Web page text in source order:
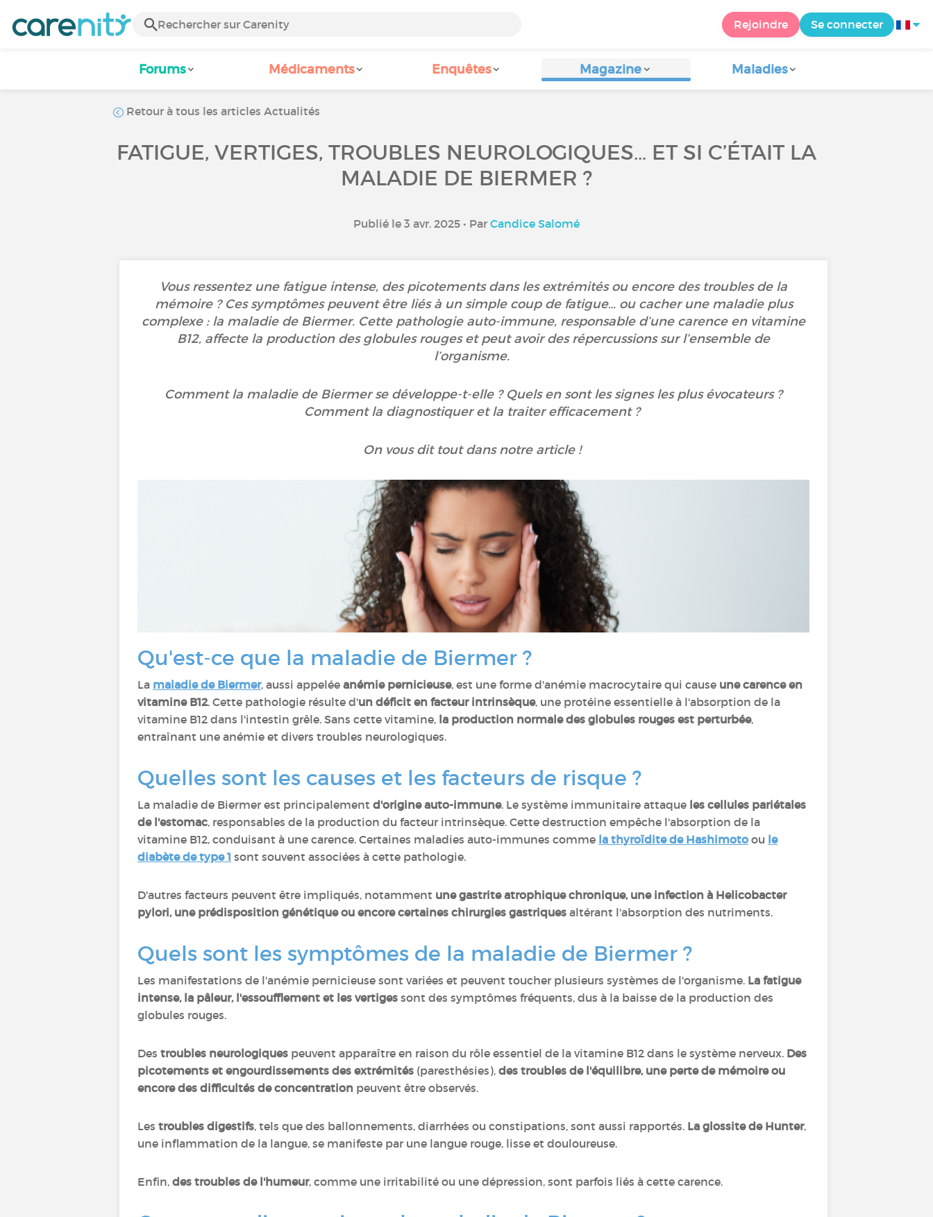
Rejoindre Se connecter
Forums Médicaments Enquêtes Magazine Maladies
Retour à tous les articles Actualités
FATIGUE, VERTIGES, TROUBLES NEUROLOGIQUES… ET SI C’ÉTAIT LA
MALADIE DE BIERMER ?
Publié le 3 avr. 2025 • Par Candice Salomé
Vous ressentez une fatigue intense, des picotements dans les extrémités ou encore des troubles de la
mémoire ? Ces symptômes peuvent être liés à un simple coup de fatigue… ou cacher une maladie plus
complexe : la maladie de Biermer. Cette pathologie auto-immune, responsable d’une carence en vitamine
B12, affecte la production des globules rouges et peut avoir des répercussions sur l’ensemble de
l’organisme.
Comment la maladie de Biermer se développe-t-elle ? Quels en sont les signes les plus évocateurs ?
Comment la diagnostiquer et la traiter efficacement ?
On vous dit tout dans notre article !
Qu'est-ce que la maladie de Biermer ?
La maladie de Biermer, aussi appelée anémie pernicieuse, est une forme d'anémie macrocytaire qui cause une carence en
vitamine B12. Cette pathologie résulte d'un déficit en facteur intrinsèque, une protéine essentielle à l'absorption de la
vitamine B12 dans l'intestin grêle. Sans cette vitamine, la production normale des globules rouges est perturbée,
entraînant une anémie et divers troubles neurologiques.
Quelles sont les causes et les facteurs de risque ?
La maladie de Biermer est principalement d'origine auto-immune. Le système immunitaire attaque les cellules pariétales
de l'estomac, responsables de la production du facteur intrinsèque. Cette destruction empêche l'absorption de la
vitamine B12, conduisant à une carence. Certaines maladies auto-immunes comme la thyroïdite de Hashimoto ou le
diabète de type 1 sont souvent associées à cette pathologie.
D'autres facteurs peuvent être impliqués, notamment une gastrite atrophique chronique, une infection à Helicobacter
pylori, une prédisposition génétique ou encore certaines chirurgies gastriques altérant l'absorption des nutriments.
Quels sont les symptômes de la maladie de Biermer ?
Les manifestations de l'anémie pernicieuse sont variées et peuvent toucher plusieurs systèmes de l'organisme. La fatigue
intense, la pâleur, l'essoufflement et les vertiges sont des symptômes fréquents, dus à la baisse de la production des
globules rouges.
Des troubles neurologiques peuvent apparaître en raison du rôle essentiel de la vitamine B12 dans le système nerveux. Des
picotements et engourdissements des extrémités (paresthésies), des troubles de l'équilibre, une perte de mémoire ou
encore des difficultés de concentration peuvent être observés.
Les troubles digestifs, tels que des ballonnements, diarrhées ou constipations, sont aussi rapportés. La glossite de Hunter,
une inflammation de la langue, se manifeste par une langue rouge, lisse et douloureuse.
Enfin, des troubles de l'humeur, comme une irritabilité ou une dépression, sont parfois liés à cette carence.